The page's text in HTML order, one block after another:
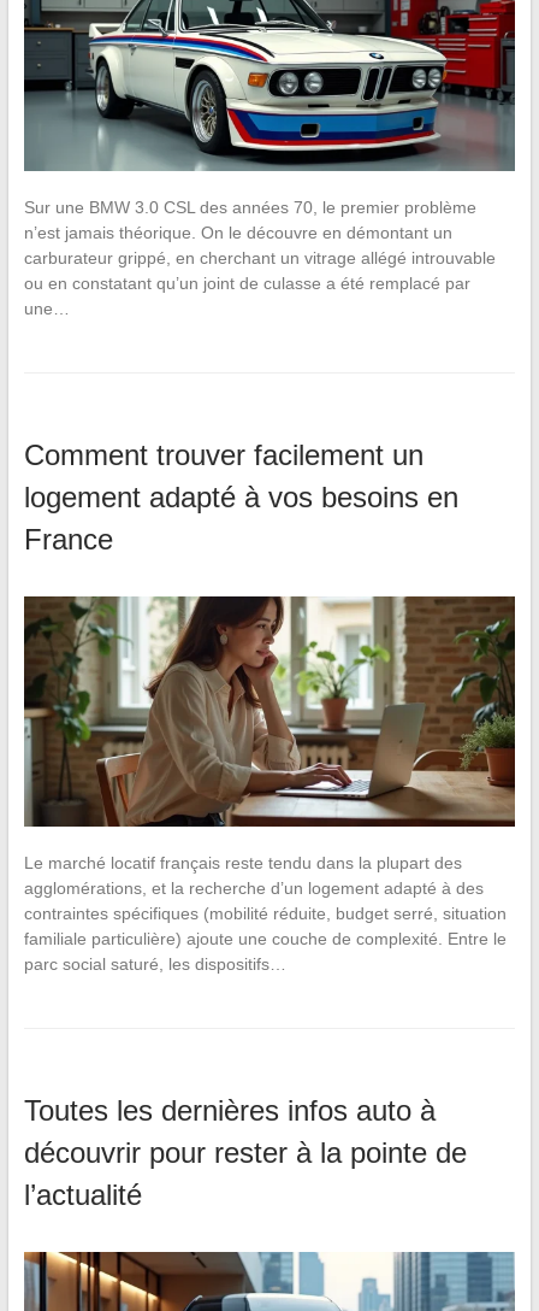
Sur une BMW 3.0 CSL des années 70, le premier problème
n’est jamais théorique. On le découvre en démontant un
carburateur grippé, en cherchant un vitrage allégé introuvable
ou en constatant qu’un joint de culasse a été remplacé par
une…
Comment trouver facilement un
logement adapté à vos besoins en
France
Le marché locatif français reste tendu dans la plupart des
agglomérations, et la recherche d’un logement adapté à des
contraintes spécifiques (mobilité réduite, budget serré, situation
familiale particulière) ajoute une couche de complexité. Entre le
parc social saturé, les dispositifs…
Toutes les dernières infos auto à
découvrir pour rester à la pointe de
l’actualité